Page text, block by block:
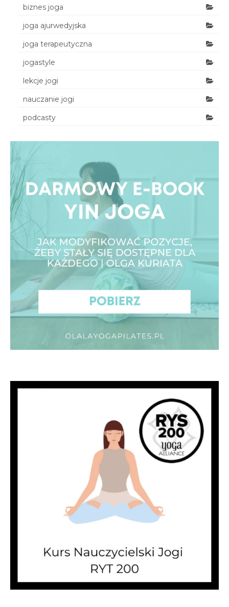
biznes joga
joga ajurwedyjska
joga terapeutyczna
jogastyle
lekcje jogi
nauczanie jogi
podcasty